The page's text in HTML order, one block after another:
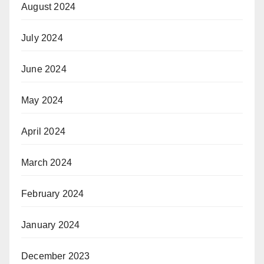
August 2024
July 2024
June 2024
May 2024
April 2024
March 2024
February 2024
January 2024
December 2023